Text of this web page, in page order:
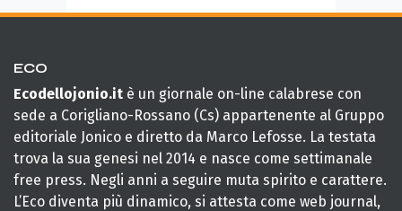
ECO
Ecodellojonio.it è un giornale on-line calabrese con
sede a Corigliano-Rossano (Cs) appartenente al Gruppo
editoriale Jonico e diretto da Marco Lefosse. La testata
trova la sua genesi nel 2014 e nasce come settimanale
free press. Negli anni a seguire muta spirito e carattere.
L’Eco diventa più dinamico, si attesta come web journal,